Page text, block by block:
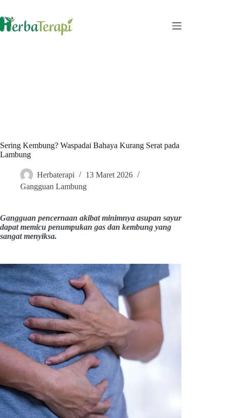
content
Sering Kembung? Waspadai Bahaya Kurang Serat pada
Lambung
Herbaterapi
13 Maret 2026
Gangguan Lambung
Gangguan pencernaan akibat minimnya asupan sayur
dapat memicu penumpukan gas dan kembung yang
sangat menyiksa.